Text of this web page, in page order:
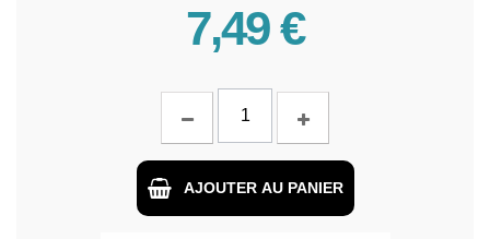
7,49 €
AJOUTER AU PANIER